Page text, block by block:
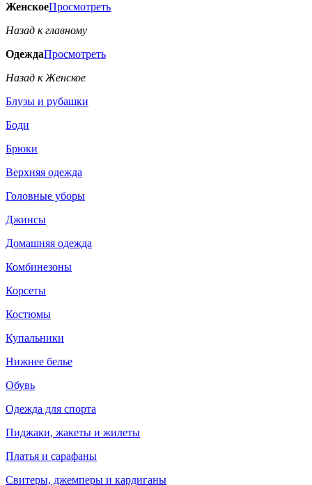
ЖенскоеПросмотреть
Назад к главному
ОдеждаПросмотреть
Назад к Женское
Блузы и рубашки
Боди
Брюки
Верхняя одежда
Головные уборы
Джинсы
Домашняя одежда
Комбинезоны
Корсеты
Костюмы
Купальники
Нижнее белье
Обувь
Одежда для спорта
Пиджаки, жакеты и жилеты
Платья и сарафаны
Свитеры, джемперы и кардиганы